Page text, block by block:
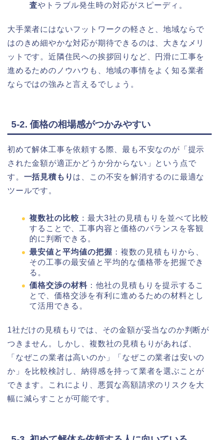
査やトラブル発生時の対応がスピーディ。
大手業者にはないフットワークの軽さと、地域ならで
はのきめ細やかな対応が期待できるのは、大きなメリ
ットです。近隣住民への挨拶回りなど、円滑に工事を
進めるためのノウハウも、地域の事情をよく知る業者
ならではの強みと言えるでしょう。
5-2. 価格の相場感がつかみやすい
初めて解体工事を依頼する際、最も不安なのが「提示
された金額が適正かどうか分からない」という点で
す。 一括見積もり は、この不安を解消するのに最適な
ツールです。
複数社の比較 ：最大3社の見積もりを並べて比較
することで、工事内容と価格のバランスを客観
的に判断できる。
最安値と平均値の把握 ：複数の見積もりから、
その工事の最安値と平均的な価格帯を把握でき
る。
価格交渉の材料 ：他社の見積もりを提示するこ
とで、価格交渉を有利に進めるための材料とし
て活用できる。
1社だけの見積もりでは、その金額が妥当なのか判断が
つきません。しかし、複数社の見積もりがあれば、
「なぜこの業者は高いのか」「なぜこの業者は安いの
か」を比較検討し、納得感を持って業者を選ぶことが
できます。これにより、悪質な高額請求のリスクを大
幅に減らすことが可能です。